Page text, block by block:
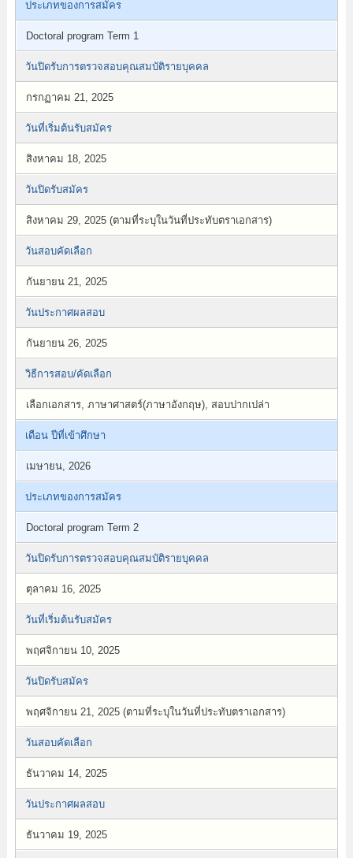
ประเภทของการสมัคร
Doctoral program Term 1
วันปิดรับการตรวจสอบคุณสมบัติรายบุคคล
กรกฏาคม 21, 2025
วันที่เริ่มต้นรับสมัคร
สิงหาคม 18, 2025
วันปิดรับสมัคร
สิงหาคม 29, 2025 (ตามที่ระบุในวันที่ประทับตราเอกสาร)
วันสอบคัดเลือก
กันยายน 21, 2025
วันประกาศผลสอบ
กันยายน 26, 2025
วิธีการสอบ/คัดเลือก
เลือกเอกสาร, ภาษาศาสตร์(ภาษาอังกฤษ), สอบปากเปล่า
เดือน ปีที่เข้าศึกษา
เมษายน, 2026
ประเภทของการสมัคร
Doctoral program Term 2
วันปิดรับการตรวจสอบคุณสมบัติรายบุคคล
ตุลาคม 16, 2025
วันที่เริ่มต้นรับสมัคร
พฤศจิกายน 10, 2025
วันปิดรับสมัคร
พฤศจิกายน 21, 2025 (ตามที่ระบุในวันที่ประทับตราเอกสาร)
วันสอบคัดเลือก
ธันวาคม 14, 2025
วันประกาศผลสอบ
ธันวาคม 19, 2025